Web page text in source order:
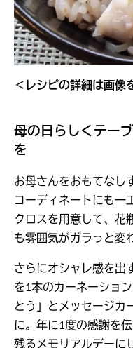
＜レシピの詳細は画
母の日らしくテー
を
お母さんをおもてなし
コーディネートにも一
クロスを用意して、花
も雰囲気がガラっと変
さらにオシャレ感を出
を1本のカーネーショ
とう」とメッセージカ
に。年に1度の感謝を
残るメモリアルデーに